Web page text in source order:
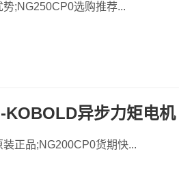
;NG250CP0选购推荐...
KOBOLD异步力矩电机
正品;NG200CP0货期快...